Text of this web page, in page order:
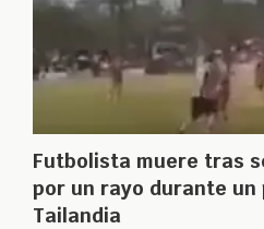
Futbolista muere tras
por un rayo durante un
Tailandia